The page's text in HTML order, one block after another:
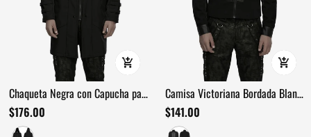
Chaqueta Negra con Capucha para
Hombre de Estilo Techwear con
Detalles Metálicos
$176.00
Camisa Victoriana Bordada Blanca
con Mangas Abullonadas
$141.00